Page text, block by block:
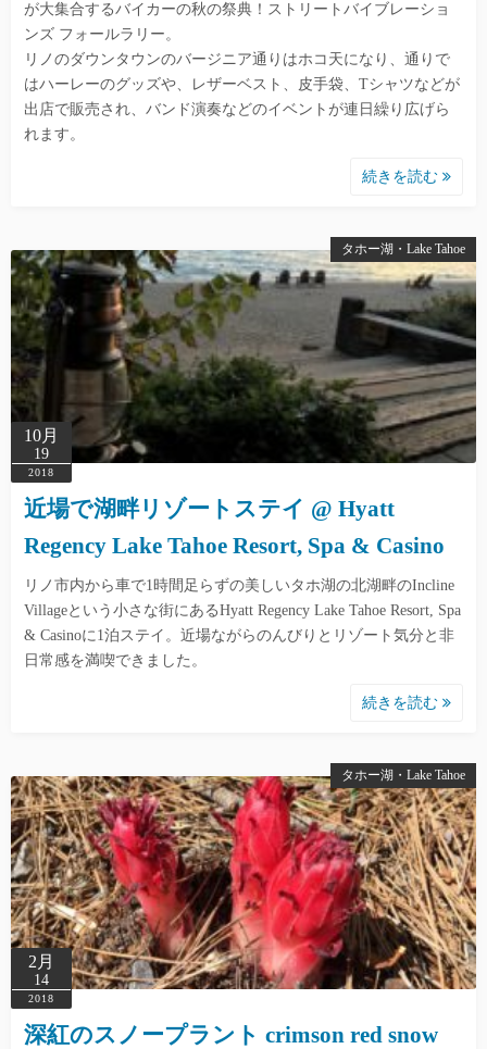
が大集合するバイカーの秋の祭典！ストリートバイブレーショ
ンズ フォールラリー。
リノのダウンタウンのバージニア通りはホコ天になり、通りで
はハーレーのグッズや、レザーベスト、皮手袋、Tシャツなどが
出店で販売され、バンド演奏などのイベントが連日繰り広げら
れます。
続きを読む
タホー湖・Lake Tahoe
10月
19
2018
近場で湖畔リゾートステイ @ Hyatt
Regency Lake Tahoe Resort, Spa & Casino
リノ市内から車で1時間足らずの美しいタホ湖の北湖畔のIncline
Villageという小さな街にあるHyatt Regency Lake Tahoe Resort, Spa
& Casinoに1泊ステイ。近場ながらのんびりとリゾート気分と非
日常感を満喫できました。
続きを読む
タホー湖・Lake Tahoe
2月
14
2018
深紅のスノープラント crimson red snow